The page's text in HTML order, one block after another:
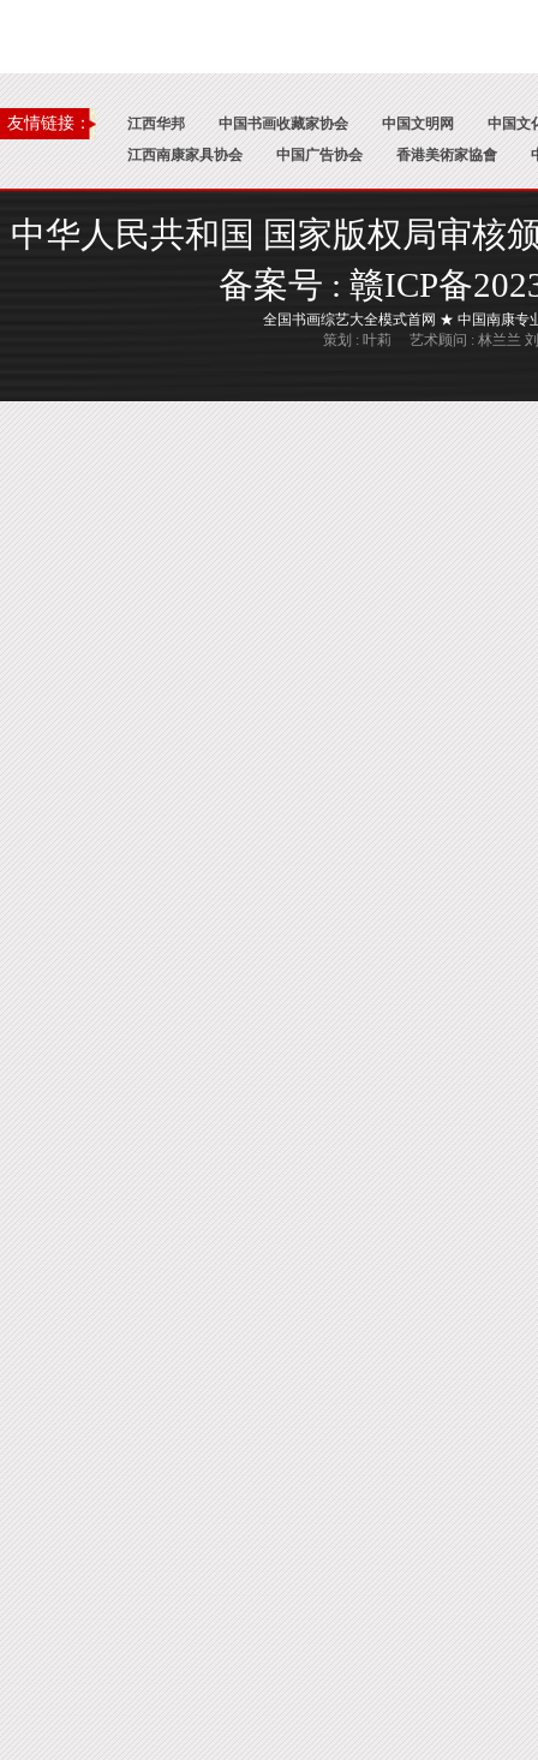
友情链接： 江西华邦 中国书画收藏家协会 中国文明网
中国文
江西南康家具协会
中国广告协会 香港美術家協會
中华人民共和国 国家版权局审核
备案号 : 赣ICP备
全国书画综艺大全模式首网 ★ 中国南康
策划 : 叶莉 艺术顾问 : 林兰兰